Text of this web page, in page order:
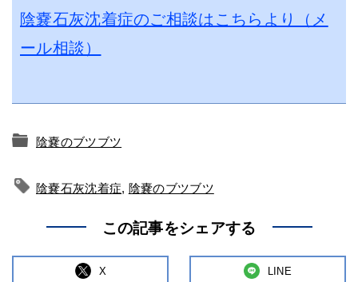
陰嚢石灰沈着症のご相談はこちらより（メ
ール相談）
陰嚢のブツブツ
陰嚢石灰沈着症, 陰嚢のブツブツ
この記事をシェアする
X LINE